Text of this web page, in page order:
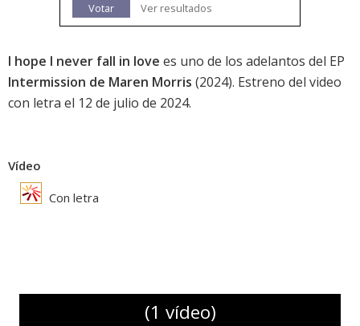
Votar
Ver resultados
I hope I never fall in love es uno de los adelantos del EP
Intermission de Maren Morris (2024). Estreno del video
con letra el 12 de julio de 2024.
Vídeo
Con letra
(1 vídeo)